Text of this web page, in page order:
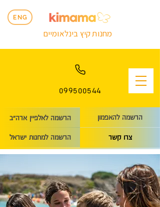
ENG
099500544
הרשמה לאלפיין ארה״ב
הרשמה למחנות ישראל
הרשמה להאפמון
צרו קשר
מחנות קיץ בינלאומיים